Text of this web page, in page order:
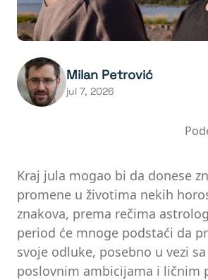
Milan Petrović
jul 7, 2026
Kraj jula mogao bi da donese
promene u životima nekih
znakova, prema rečima
period će mnoge podstaći da
svoje odluke, posebno u vezi
poslovnim ambicijama i ličnim